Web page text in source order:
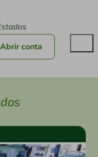
Abrir conta